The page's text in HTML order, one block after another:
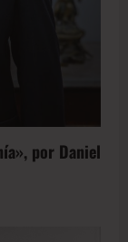
por Daniel